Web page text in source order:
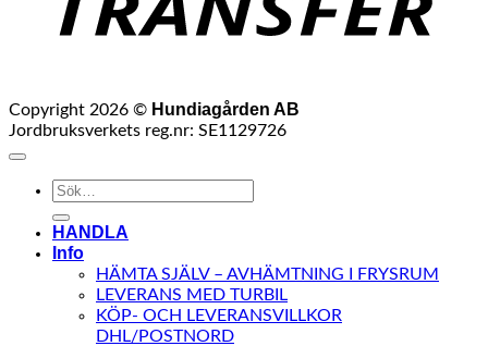
Copyright 2026 © Hundiagården AB
Jordbruksverkets reg.nr: SE1129726
Sök
HANDLA
Info
HÄMTA SJÄLV – AVHÄMTNING I FRYSRUM
LEVERANS MED TURBIL
KÖP- OCH LEVERANSVILLKOR
DHL/POSTNORD